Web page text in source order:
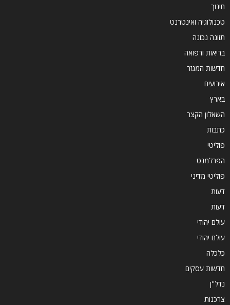
חינוך
טכנולוגיה ואינטרנט
תזונה נכונה
בריאות ורפואה
חדשות המגזר
אירועים
בארץ
השאלון הקצר
כתבות
פוליטי
הפרלמנט
פוליטי מדיני
דעות
דעות
עולם יהודי
עולם יהודי
כלכלה
חדשות עסקים
נדל''ן
צרכנות